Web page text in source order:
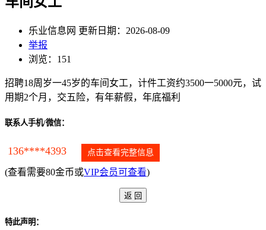
乐业信息网 更新日期：2026-08-09
举报
浏览：151
招聘18周岁一45岁的车间女工，计件工资约3500一5000元，试
用期2个月，交五险，有年薪假，年底福利
联系人手机/微信：
136****4393 点击查看完整信息
(查看需要80金币或VIP会员可查看)
特此声明：